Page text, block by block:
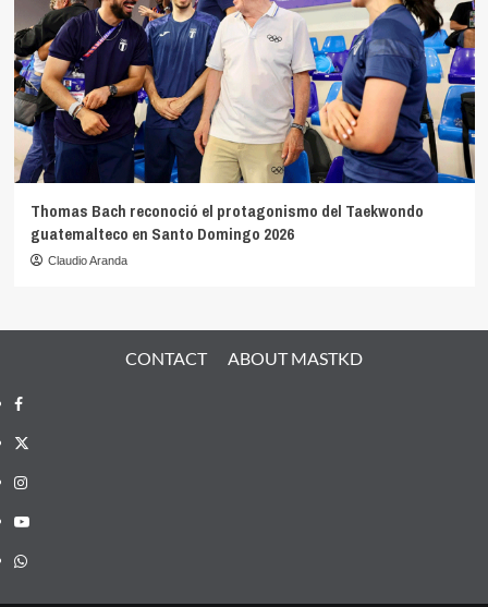
Thomas Bach reconoció el protagonismo del Taekwondo
guatemalteco en Santo Domingo 2026
Claudio Aranda
CONTACT ABOUT MASTKD
Facebook
X
Instagram
YouTube
Whatsapp